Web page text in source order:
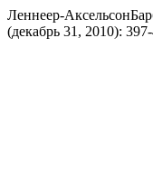
Леннеер-
(декабрь 31, 2010):